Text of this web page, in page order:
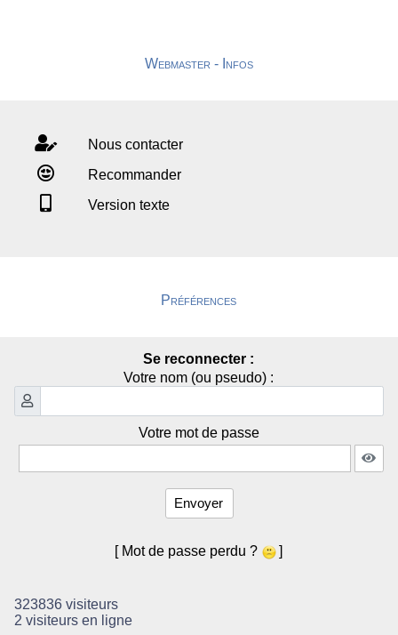
Webmaster - Infos
Nous contacter
Recommander
Version texte
Préférences
Se reconnecter :
Votre nom (ou pseudo) :
Votre mot de passe
Envoyer
[ Mot de passe perdu ? ]
323836 visiteurs
2 visiteurs en ligne